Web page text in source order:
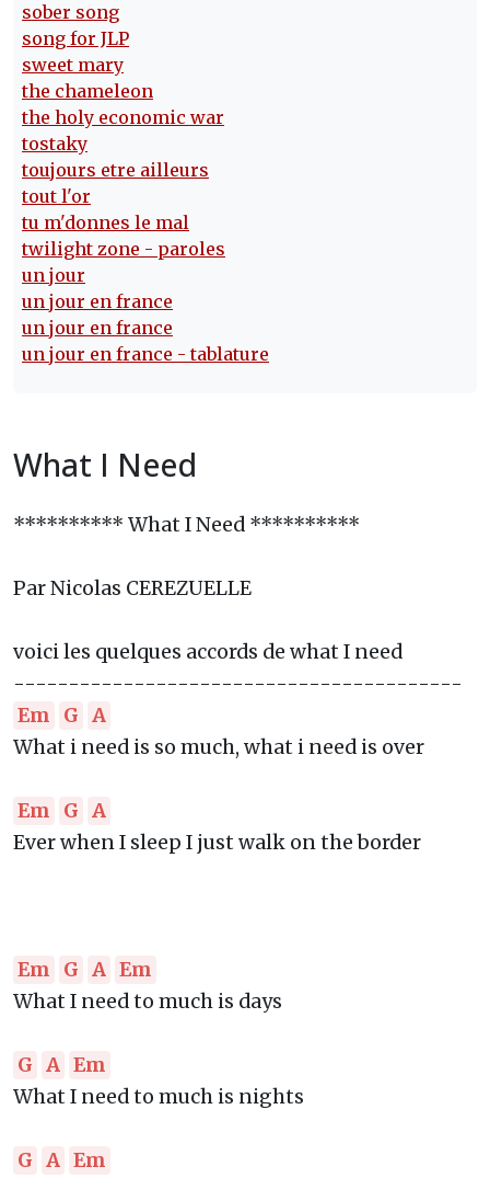
sober song
song for JLP
sweet mary
the chameleon
the holy economic war
tostaky
toujours etre ailleurs
tout l'or
tu m'donnes le mal
twilight zone - paroles
un jour
un jour en france
un jour en france
un jour en france - tablature
What I Need
********** What I Need **********
Par Nicolas CEREZUELLE
voici les quelques accords de what I need
-----------------------------------------
Em
G A
What i need is so much, what i need is over
Em G A
Ever when I sleep I just walk on the border
Em G A Em
What I need to much is days
G A Em
What I need to much is nights
G A Em